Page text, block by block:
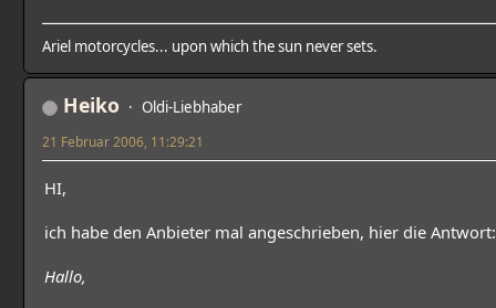
Ariel motorcycles... upon which the sun never sets.
Heiko Oldi-Liebhaber
21 Februar 2006, 11:29:21
HI,
ich habe den Anbieter mal angeschrieben, hier die Antwort:
Hallo,